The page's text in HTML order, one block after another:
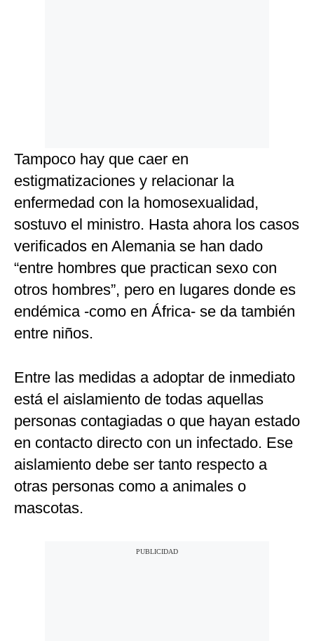
Tampoco hay que caer en
estigmatizaciones y relacionar la
enfermedad con la homosexualidad,
sostuvo el ministro. Hasta ahora los casos
verificados en Alemania se han dado
“entre hombres que practican sexo con
otros hombres”, pero en lugares donde es
endémica -como en África- se da también
entre niños.
Entre las medidas a adoptar de inmediato
está el aislamiento de todas aquellas
personas contagiadas o que hayan estado
en contacto directo con un infectado. Ese
aislamiento debe ser tanto respecto a
otras personas como a animales o
mascotas.